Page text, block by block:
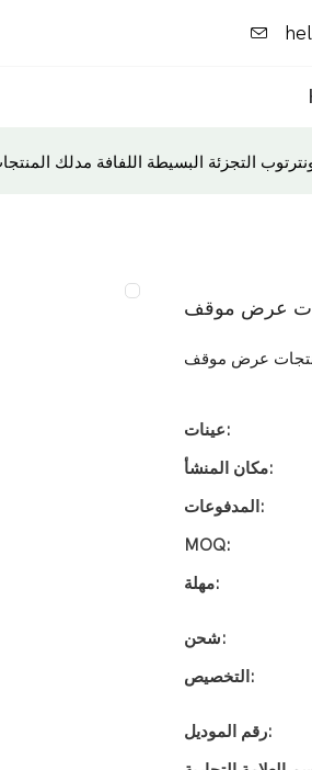
التجزئة البسيطة اللفافة مدلك
عرض موقف
عرض موقف
عينات:
مكان المنشأ:
المدفوعات:
MOQ:
مهلة:
شحن:
التخصيص:
رقم الموديل: